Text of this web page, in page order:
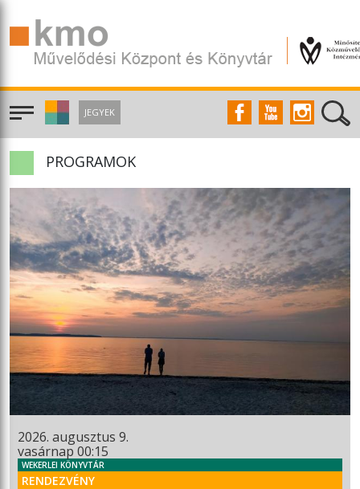
JEGYEK
PROGRAMOK
2026. augusztus 9.
vasárnap 00:15
WEKERLEI KÖNYVTÁR
RENDEZVÉNY